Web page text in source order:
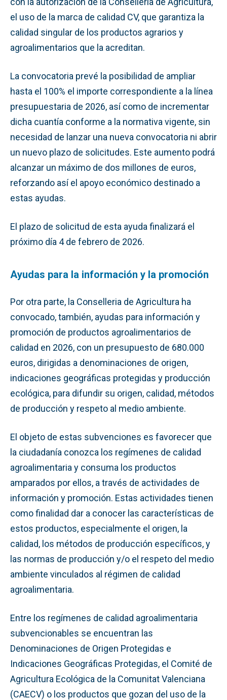
el uso de la marca de calidad CV, que garantiza la
calidad singular de los productos agrarios y
agroalimentarios que la acreditan.
La convocatoria prevé la posibilidad de ampliar
hasta el 100% el importe correspondiente a la línea
presupuestaria de 2026, así como de incrementar
dicha cuantía conforme a la normativa vigente, sin
necesidad de lanzar una nueva convocatoria ni abrir
un nuevo plazo de solicitudes. Este aumento podrá
alcanzar un máximo de dos millones de euros,
reforzando así el apoyo económico destinado a
estas ayudas.
El plazo de solicitud de esta ayuda finalizará el
próximo día 4 de febrero de 2026.
Ayudas para la información y la promoción
Por otra parte, la Conselleria de Agricultura ha
convocado, también, ayudas para información y
promoción de productos agroalimentarios de
calidad en 2026, con un presupuesto de 680.000
euros, dirigidas a denominaciones de origen,
indicaciones geográficas protegidas y producción
ecológica, para difundir su origen, calidad, métodos
de producción y respeto al medio ambiente.
El objeto de estas subvenciones es favorecer que
la ciudadanía conozca los regímenes de calidad
agroalimentaria y consuma los productos
amparados por ellos, a través de actividades de
información y promoción. Estas actividades tienen
como finalidad dar a conocer las características de
estos productos, especialmente el origen, la
calidad, los métodos de producción específicos, y
las normas de producción y/o el respeto del medio
ambiente vinculados al régimen de calidad
agroalimentaria.
Entre los regímenes de calidad agroalimentaria
subvencionables se encuentran las
Denominaciones de Origen Protegidas e
Indicaciones Geográficas Protegidas, el Comité de
Agricultura Ecológica de la Comunitat Valenciana
(CAECV) o los productos que gozan del uso de la